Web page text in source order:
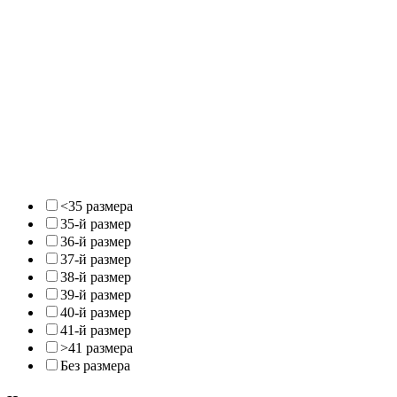
<35 размера
35-й размер
36-й размер
37-й размер
38-й размер
39-й размер
40-й размер
41-й размер
>41 размера
Без размера